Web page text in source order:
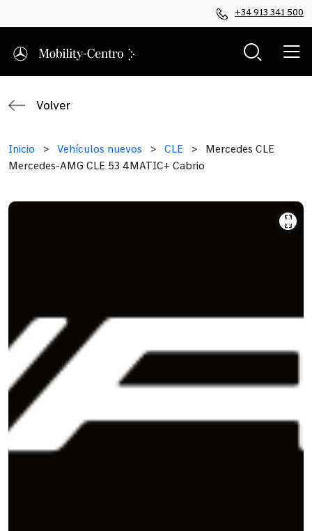
+34 913 341 500
Volver
Inicio > Vehículos nuevos > CLE >
Mercedes CLE
Mercedes-AMG CLE 53 4MATIC+ Cabrio